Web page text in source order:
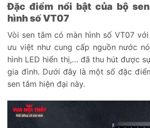
Đặc điểm nổi bật của bộ
hình số VT07
Vòi sen tắm có màn hình số VT07
ưu việt như cung cấp nguồn nước
hình LED hiển thị,… đã thu hút được
gia đình. Dưới đây là một số đặc
sen tắm hiện đại này.